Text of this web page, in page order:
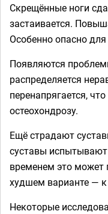
Скрещённые ноги
застаивается.
Особенно опасно
Появляются
распределяется
перенапрягается,
остеохондрозу.
Ещё страдают
суставы
временем это может
худшем варианте —
Некоторые